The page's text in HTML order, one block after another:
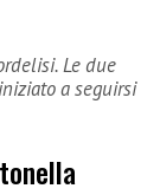
Le due
a seguirsi